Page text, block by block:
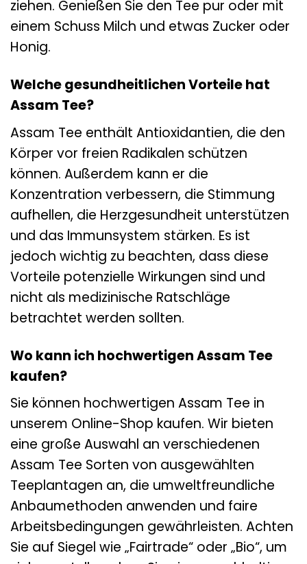
ziehen. Genießen Sie den Tee pur oder mit
einem Schuss Milch und etwas Zucker oder
Honig.
Welche gesundheitlichen Vorteile hat
Assam Tee?
Assam Tee enthält Antioxidantien, die den
Körper vor freien Radikalen schützen
können. Außerdem kann er die
Konzentration verbessern, die Stimmung
aufhellen, die Herzgesundheit unterstützen
und das Immunsystem stärken. Es ist
jedoch wichtig zu beachten, dass diese
Vorteile potenzielle Wirkungen sind und
nicht als medizinische Ratschläge
betrachtet werden sollten.
Wo kann ich hochwertigen Assam Tee
kaufen?
Sie können hochwertigen Assam Tee in
unserem Online-Shop kaufen. Wir bieten
eine große Auswahl an verschiedenen
Assam Tee Sorten von ausgewählten
Teeplantagen an, die umweltfreundliche
Anbaumethoden anwenden und faire
Arbeitsbedingungen gewährleisten. Achten
Sie auf Siegel wie „Fairtrade“ oder „Bio“, um